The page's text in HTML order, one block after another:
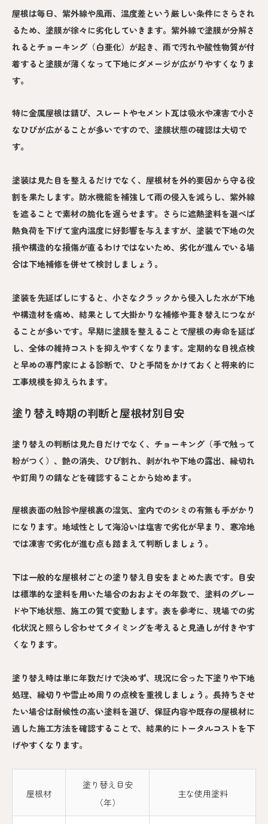
屋根は毎日、紫外線や風雨、温度差という厳しい条件にさらされ
るため、塗膜が徐々に劣化していきます。紫外線で塗膜が分解さ
れるとチョーキング（白亜化）が起き、雨で汚れや酸性物質が付
着すると塗膜が薄くなって下地にダメージが広がりやすくなりま
す。
特に金属屋根は錆び、スレートやセメント瓦は吸水や凍害で小さ
なひびが広がることが多いですので、塗膜状態の確認は大切で
す。
塗装は見た目を整えるだけでなく、屋根材を外的要因から守る役
割を果たします。防水機能を補強して雨の侵入を減らし、紫外線
を遮ることで素材の脆化を遅らせます。さらに遮熱塗料を選べば
熱負荷を下げて室内温度に好影響を与えますが、塗装で下地の欠
損や構造的な損傷が直るわけではないため、劣化が進んでいる場
合は下地補修を併せて検討しましょう。
塗装を先延ばしにすると、小さなクラックから侵入した水が下地
や構造材を痛め、結果として大掛かりな補修や葺き替えにつなが
ることが多いです。早期に塗膜を整えることで屋根の寿命を延ば
し、全体の維持コストを抑えやすくなります。定期的な目視点検
と早めの専門家による診断で、ひと手間をかけておくと将来的に
工事規模を抑えられます。
塗り替え時期の判断と屋根材別目安
塗り替えの判断は見た目だけでなく、チョーキング（手で触って
粉がつく）、艶の消失、ひび割れ、剥がれや下地の露出、縁切れ
や釘周りの錆などを確認することから始めます。
屋根表面の触診や屋根裏の湿気、室内でのシミの有無も手がかり
になります。地域性として海沿いは塩害で劣化が早まり、寒冷地
では凍害で劣化が進む点も踏まえて判断しましょう。
下は一般的な屋根材ごとの塗り替え目安をまとめた表です。目安
は標準的な塗料を用いた場合のおおよその年数で、塗料のグレー
ドや下地状態、施工の質で変動します。表を参考に、現場での劣
化状況と照らし合わせてタイミングを考えると見通しが付きやす
くなります。
塗り替え時は単に年数だけで決めず、現況に合った下塗りや下地
処理、縁切りや雪止め周りの点検を重視しましょう。長持ちさせ
たい場合は耐候性の高い塗料を選び、保証内容や既存の屋根材に
適した施工方法を確認することで、結果的にトータルコストを下
げやすくなります。
屋根材
塗り替え目安
（年）
主な使用塗料